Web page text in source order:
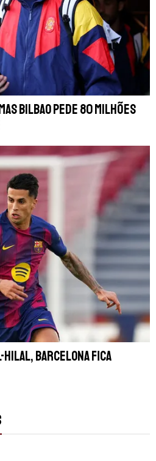
Bilbao pede 80 milhões
Hilal, Barcelona fica